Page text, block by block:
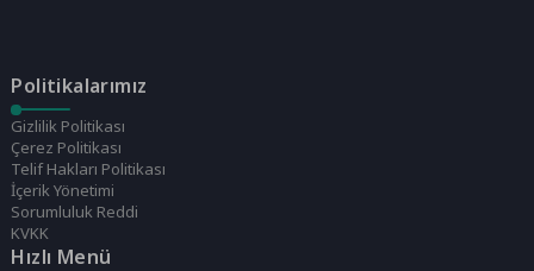
Politikalarımız
Gizlilik Politikası
Çerez Politikası
Telif Hakları Politikası
İçerik Yönetimi
Sorumluluk Reddi
KVKK
Hızlı Menü